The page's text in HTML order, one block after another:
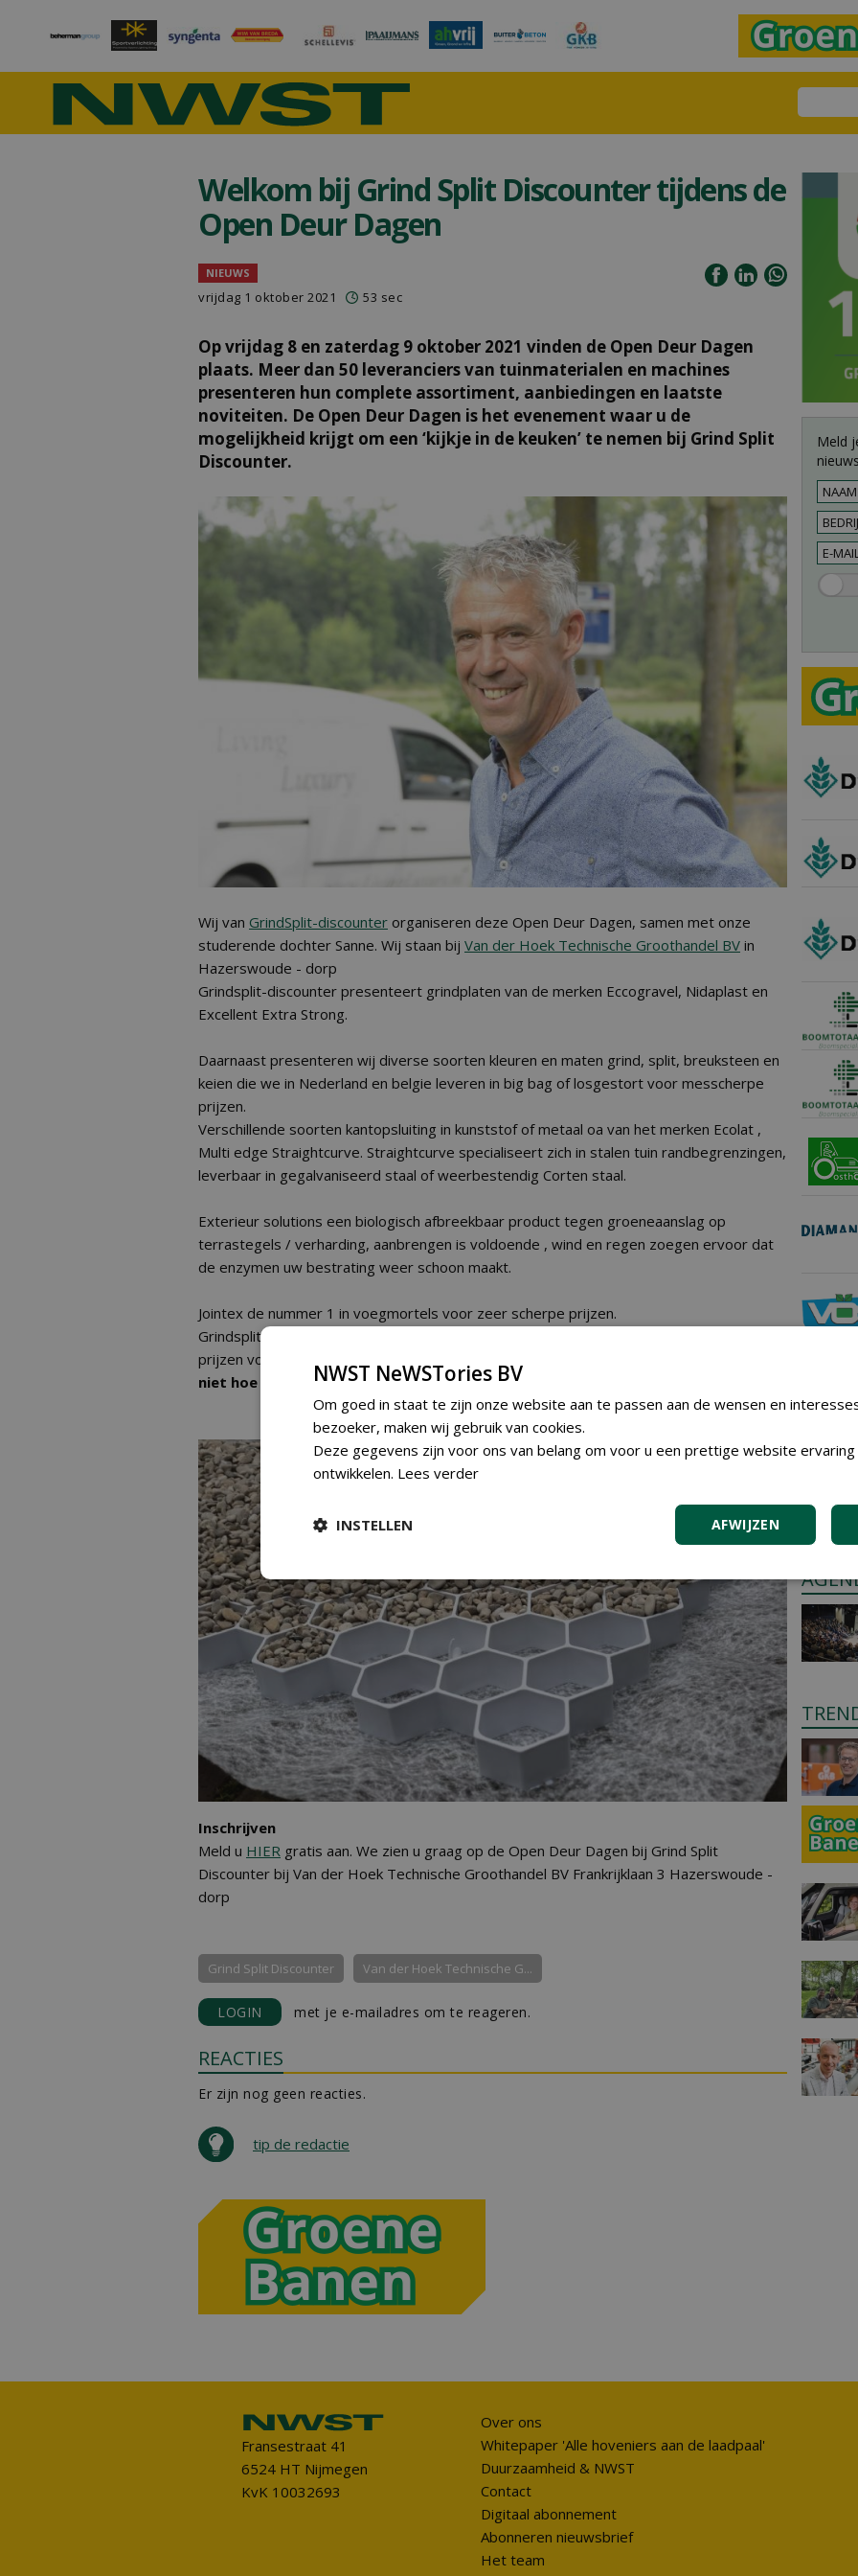
Welkom bij Grind Split Discounter tijdens de
Open Deur Dagen
NIEUWS
vrijdag 1 oktober 2021 53 sec
Op vrijdag 8 en zaterdag 9 oktober 2021 vinden de Open Deur Dagen
plaats. Meer dan 50 leveranciers van tuinmaterialen en machines
presenteren hun complete assortiment, aanbiedingen en laatste
noviteiten. De Open Deur Dagen is het evenement waar u de
mogelijkheid krijgt om een ‘kijkje in de keuken’ te nemen bij Grind Split
Discounter.
Wij van GrindSplit-discounter organiseren deze Open Deur Dagen, samen met onze
studerende dochter Sanne. Wij staan bij Van der Hoek Technische Groothandel BV in
Hazerswoude - dorp
Grindsplit-discounter presenteert grindplaten van de merken Eccogravel, Nidaplast en
Excellent Extra Strong.
Daarnaast presenteren wij diverse soorten kleuren en maten grind, split, breuksteen en
keien die we in Nederland en belgie leveren in big bag of losgestort voor messcherpe
prijzen.
Verschillende soorten kantopsluiting in kunststof of metaal oa van het merken Ecolat ,
Multi edge Straightcurve. Straightcurve specialiseert zich in stalen tuin randbegrenzingen,
leverbaar in gegalvaniseerd staal of weerbestendig Corten staal.
Exterieur solutions een biologisch afbreekbaar product tegen groeneaanslag op
terrastegels / verharding, aanbrengen is voldoende , wind en regen zoegen ervoor dat
de enzymen uw bestrating weer schoon maakt.
Jointex de nummer 1 in voegmortels voor zeer scherpe prijzen.
Grindsplit-discounter levert interessante voordeligere tuinmaterialen , met speciale
prijzen voor groenprofessionals kijk op de site
niet hoe het kan maar profiteer ervan.
Inschrijven
Meld u HIER gratis aan. We zien u graag op de Open Deur Dagen bij Grind Split
Discounter bij Van der Hoek Technische Groothandel BV Frankrijklaan 3 Hazerswoude -
dorp
Grind Split Discounter Van der Hoek Technische G...
LOGIN met je e-mailadres om te reageren.
REACTIES
Er zijn nog geen reacties.
tip de redactie
Meld
Plaats
Fransestraat 41
6524 HT Nijmegen
KvK 10032693
Over ons
Whitepaper 'Alle hoveniers aan de laadpaal'
Duurzaamheid & NWST
Contact
Digitaal abonnement
Abonneren nieuwsbrief
Het team
NWST NeWSTories BV
Om goed in staat te zijn onze website aan te passen aan de wensen en
bezoeker, maken wij gebruik van cookies.
Deze gegevens zijn voor ons van belang om voor u een prettige website ervaring
ontwikkelen. Lees verder
AFWIJZEN
INSTELLEN